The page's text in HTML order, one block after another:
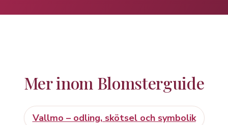
Mer inom Blomsterguide
Vallmo – odling, skötsel och symbolik